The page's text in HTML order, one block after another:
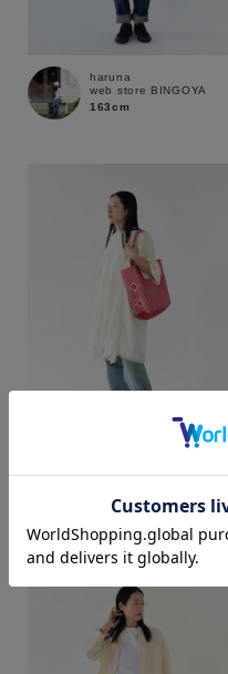
haruna
web store BINGOYA
163cm
163cm